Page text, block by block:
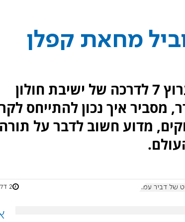
מחאת קפלן
הרב טל שאוליאן מתייחס בפודקאסט ערוץ 7 לדרכה של ישיבת חולון
איך נכון להתייחס
מדוע חשוב לדבר על
של דביר עמר 2 דקות